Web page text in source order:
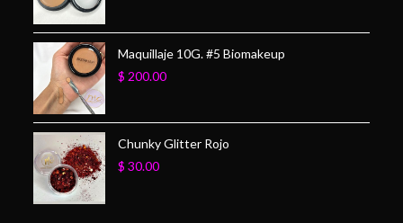
Maquillaje 10G. #5 Biomakeup
$ 200.00
Chunky Glitter Rojo
$ 30.00